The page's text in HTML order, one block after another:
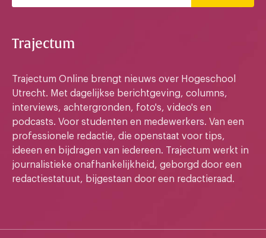
Trajectum
Trajectum Online brengt nieuws over Hogeschool
Utrecht. Met dagelijkse berichtgeving, columns,
interviews, achtergronden, foto's, video's en
podcasts. Voor studenten en medewerkers. Van een
professionele redactie, die openstaat voor tips,
ideeen en bijdragen van iedereen. Trajectum werkt in
journalistieke onafhankelijkheid, geborgd door een
redactiestatuut, bijgestaan door een redactieraad.